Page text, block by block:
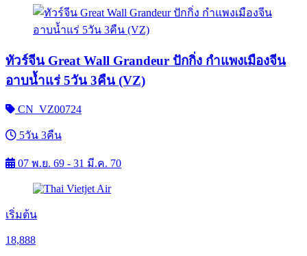
ทัวร์จีน Great Wall Grandeur ปักกิ่ง กำแพงเมืองจีน
อาบน้ำแร่ 5วัน 3คืน (VZ)
CN_VZ00724
5วัน 3คืน
07 พ.ย. 69 - 31 มี.ค. 70
เริ่มต้น
18,888